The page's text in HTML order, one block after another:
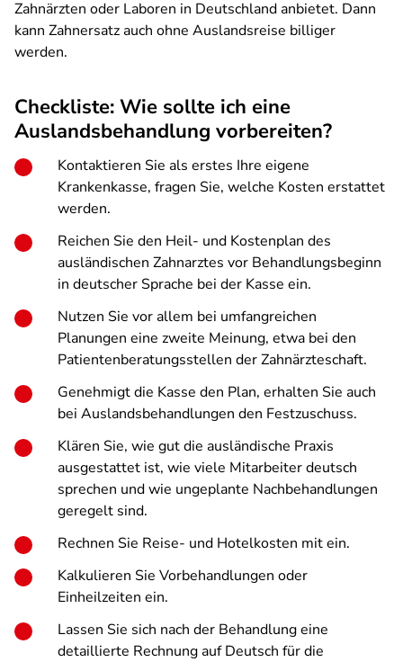
Zahnärzten oder Laboren in Deutschland anbietet. Dann
kann Zahnersatz auch ohne Auslandsreise billiger
werden.
Checkliste: Wie sollte ich eine
Auslandsbehandlung vorbereiten?
Kontaktieren Sie als erstes Ihre eigene
Krankenkasse, fragen Sie, welche Kosten erstattet
werden.
Reichen Sie den Heil- und Kostenplan des
ausländischen Zahnarztes vor Behandlungsbeginn
in deutscher Sprache bei der Kasse ein.
Nutzen Sie vor allem bei umfangreichen
Planungen eine zweite Meinung, etwa bei den
Patientenberatungsstellen der Zahnärzteschaft.
Genehmigt die Kasse den Plan, erhalten Sie auch
bei Auslandsbehandlungen den Festzuschuss.
Klären Sie, wie gut die ausländische Praxis
ausgestattet ist, wie viele Mitarbeiter deutsch
sprechen und wie ungeplante Nachbehandlungen
geregelt sind.
Rechnen Sie Reise- und Hotelkosten mit ein.
Kalkulieren Sie Vorbehandlungen oder
Einheilzeiten ein.
Lassen Sie sich nach der Behandlung eine
detaillierte Rechnung auf Deutsch für die